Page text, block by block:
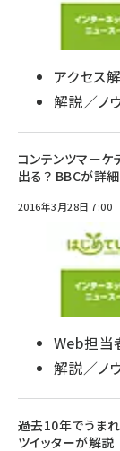
アクセス
解説／ノ
コンテンツマーケ
出る？ BBCが詳
2016年3月28日 7:00
Web担当
解説／ノ
過去10年でうまれ
ツイッターが解説